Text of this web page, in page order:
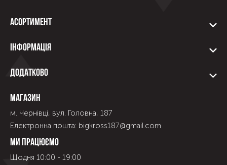
Асортимент
Інформація
Додатково
Магазин
м. Чернівці, вул. Головна, 187
Електронна пошта: bigkross187@gmail.com
Ми працюємо
Щодня 10:00 - 19:00